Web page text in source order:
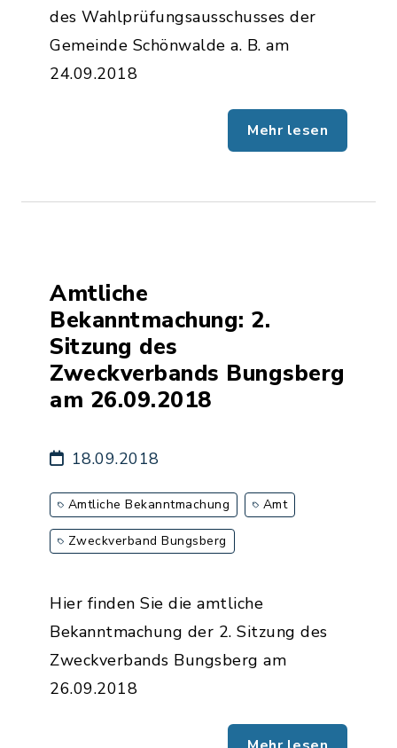
des Wahlprüfungsausschusses der
Gemeinde Schönwalde a. B. am
24.09.2018
Mehr lesen
Amtliche
Bekanntmachung: 2.
Sitzung des
Zweckverbands Bungsberg
am 26.09.2018
18.09.2018
Amtliche Bekanntmachung Amt
Zweckverband Bungsberg
Hier finden Sie die amtliche
Bekanntmachung der 2. Sitzung des
Zweckverbands Bungsberg am
26.09.2018